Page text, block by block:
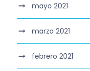
mayo 2021
marzo 2021
febrero 2021